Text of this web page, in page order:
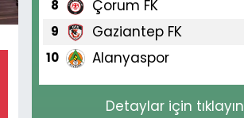
8 Çorum FK
9 Gaziantep FK
10 Alanyaspor
Detaylar için tıklayın